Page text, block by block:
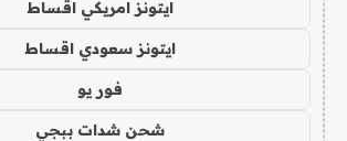
ايتونز امريكي اقساط
ايتونز سعودي اقساط
فور يو
شحن شدات ببجي